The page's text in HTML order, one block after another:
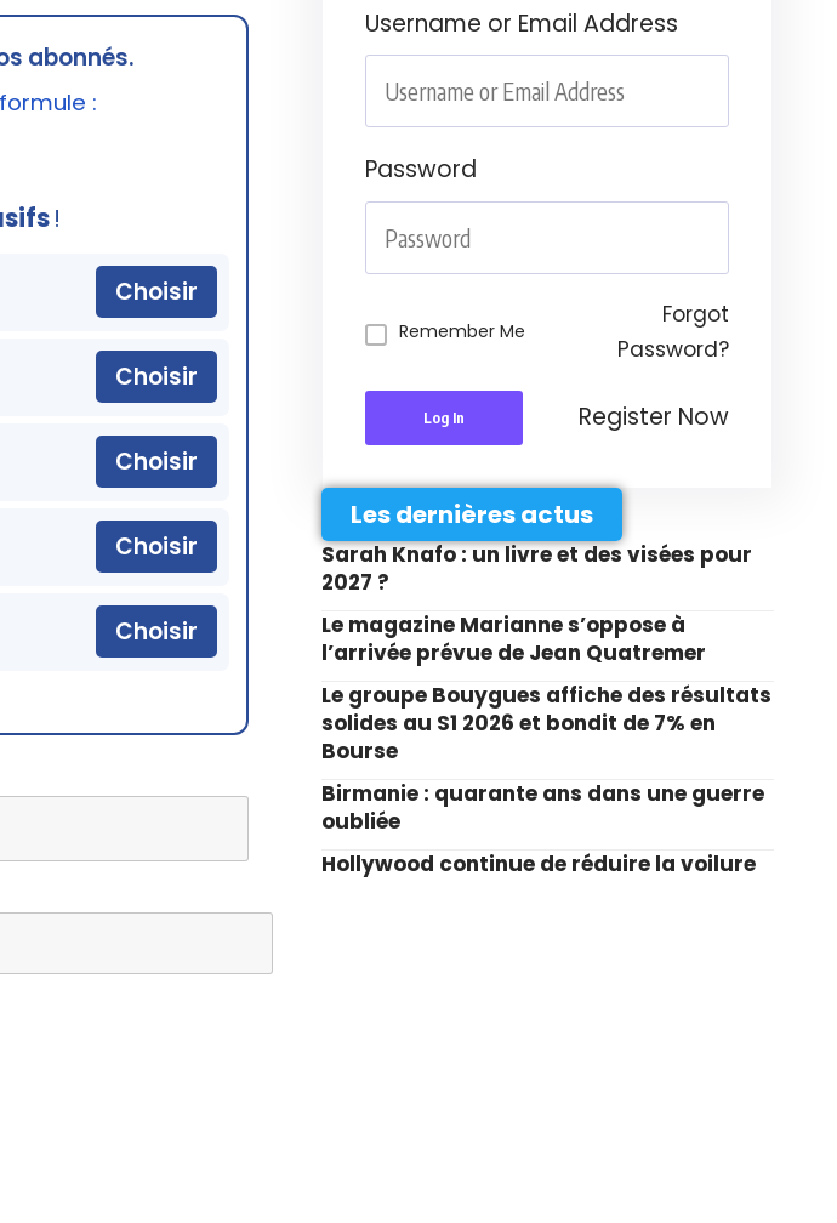
abonnés.
:
!
Choisir
Choisir
Choisir
Choisir
Choisir
Username or Email Address
Password
Remember Me
Forgot
Password?
Log In Register Now
Les dernières actus
Sarah Knafo : un livre et des visées pour
2027 ?
Le magazine Marianne s’oppose à
l’arrivée prévue de Jean Quatremer
Le groupe Bouygues affiche des résultats
solides au S1 2026 et bondit de 7% en
Bourse
Birmanie : quarante ans dans une guerre
oubliée
Hollywood continue de réduire la voilure